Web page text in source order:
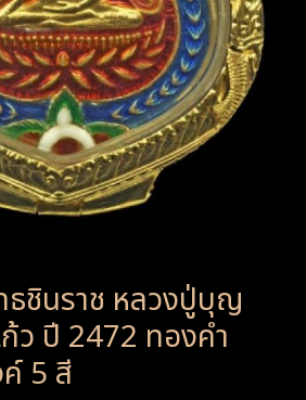
ชินราช หลวงปู่บุญ
ว ปี 2472 ทองคำ
5 สี